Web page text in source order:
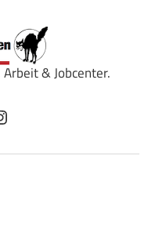
& Jobcenter.